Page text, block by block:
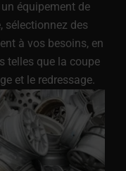
équipement de
sélectionnez des
à vos besoins, en
telles que la coupe
et le redressage.